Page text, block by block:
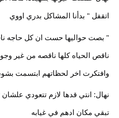
اتقفل " بدأنا المشاكل بدري اووي
" بصت حواليها حست ان كل حاجه
ناقص الحياه كلها ناقصه من غير
وافتكرت اخر لحظاتهم ابتسمت
نهال: انتي قدها لازم تتعودي
تبقي مكان ادهم في غيابه